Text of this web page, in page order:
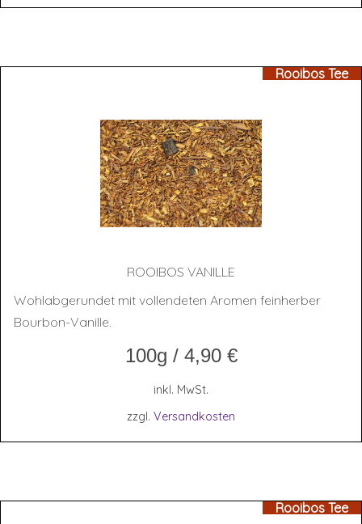
Rooibos Tee
ROOI­BOS VANILLE
Wohlabgerundet mit vollendeten Aromen feinherber
Bourbon-Vanille.
100g / 4,90 €
inkl. MwSt.
zzgl. Versandkosten
Rooibos Tee